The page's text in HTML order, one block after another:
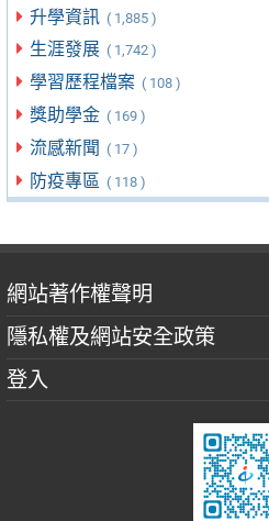
升學資訊 ( 1,885 )
生涯發展 ( 1,742 )
學習歷程檔案 ( 108 )
獎助學金 ( 169 )
流感新聞 ( 17 )
防疫專區 ( 118 )
網站著作權聲明
隱私權及網站安全政策
登入